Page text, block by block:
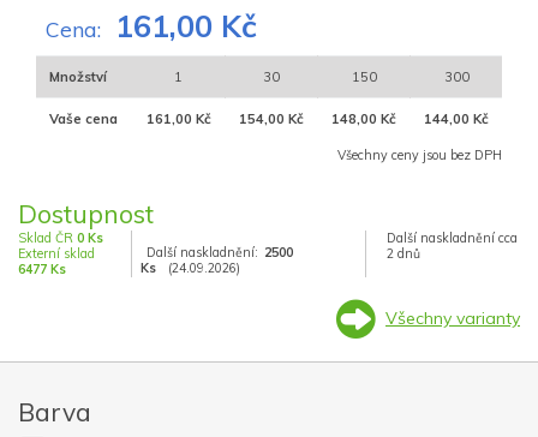
Cena: 161,00 Kč
Množství 1 30 150 300
Vaše cena 161,00 Kč 154,00 Kč 148,00 Kč 144,00 Kč
Všechny ceny jsou bez DPH
Dostupnost
Sklad ČR 0 Ks
Externí sklad
6477 Ks
Další naskladnění: 2500
Ks
(24.09.2026)
Další naskladnění cca
2 dnů
Všechny varianty
Barva